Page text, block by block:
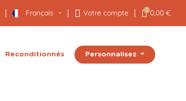
Français Votre compte 0 0,00 €
Reconditionnés Personnalisez